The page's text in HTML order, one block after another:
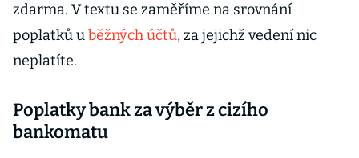
zdarma. V textu se zaměříme na srovnání
poplatků uběžných účtů, za jejichž vedení nic
neplatíte.
Poplatky bank za výběr z cizího
bankomatu